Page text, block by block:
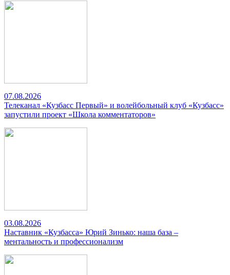
07.08.2026
Телеканал «Кузбасс Первый» и волейбольный клуб «Кузбасс»
запустили проект «Школа комментаторов»
03.08.2026
Наставник «Кузбасса» Юрий Зинько: наша база –
ментальность и профессионализм